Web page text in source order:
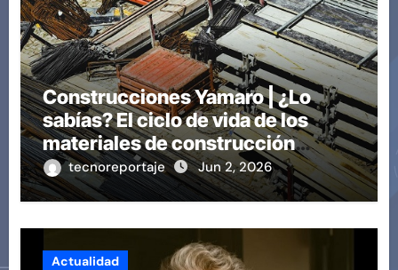
Construcciones Yamaro | ¿Lo
sabías? El ciclo de vida de los
materiales de construcción
revoluciona eficiencia en
proyectos modernos
tecnoreportaje Jun 2, 2026
Actualidad